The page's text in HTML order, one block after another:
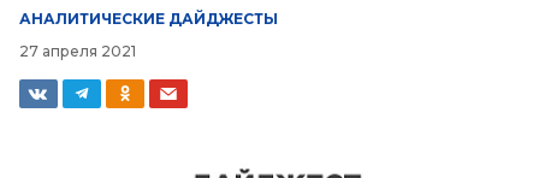
АНАЛИТИЧЕСКИЕ ДАЙДЖЕСТЫ
27 апреля 2021